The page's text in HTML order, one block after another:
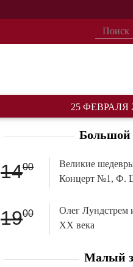
25 ФЕВРАЛЯ
Большой
1400
Великие
Концерт №1, Ф.
1900
Олег Лундстрем
ХХ века
Малый